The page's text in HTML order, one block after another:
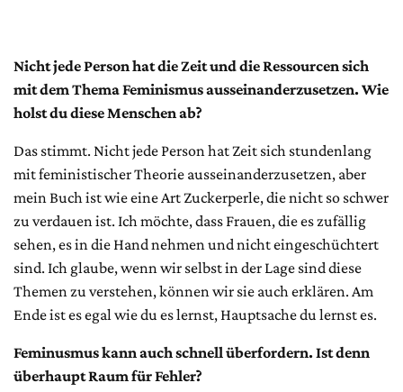
Nicht jede Person hat die Zeit und die Ressourcen sich
mit dem Thema Feminismus ausseinanderzusetzen. Wie
holst du diese Menschen ab?
Das stimmt. Nicht jede Person hat Zeit sich stundenlang
mit feministischer Theorie ausseinanderzusetzen, aber
mein Buch ist wie eine Art Zuckerperle, die nicht so schwer
zu verdauen ist. Ich möchte, dass Frauen, die es zufällig
sehen, es in die Hand nehmen und nicht eingeschüchtert
sind. Ich glaube, wenn wir selbst in der Lage sind diese
Themen zu verstehen, können wir sie auch erklären. Am
Ende ist es egal wie du es lernst, Hauptsache du lernst es.
Feminusmus kann auch schnell überfordern. Ist denn
überhaupt Raum für Fehler?